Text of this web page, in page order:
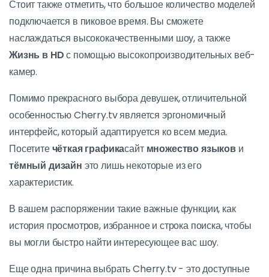
Стоит также отметить, что большое количество моделей
подключается в пиковое время. Вы сможете
наслаждаться высококачественными шоу, а также
Жизнь в HDс помощью высокопроизводительных веб-
камер.
Помимо прекрасного выбора девушек, отличительной
особенностью Cherry.tv является эргономичный
интерфейс, который адаптируется ко всем медиа.
Посетитечёткая графикасайт множество языкови
тёмный дизайн это лишь некоторые из его
характеристик.
В вашем распоряжении такие важные функции, как
история просмотров, избранное и строка поиска, чтобы
вы могли быстро найти интересующее вас шоу.
Еще одна причина выбрать Cherry.tv - это доступные